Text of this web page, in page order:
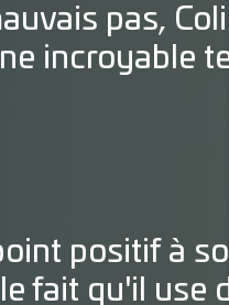
pas,
incroyable
positif à
fait qu'il use